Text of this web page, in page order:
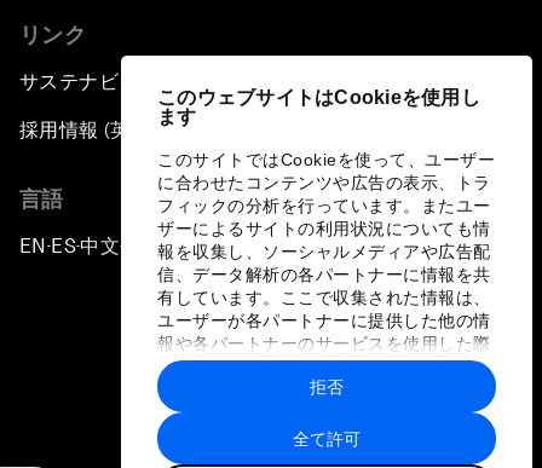
このウェブサイトはCookieを使用し
ます
このサイトではCookieを使って、ユーザー
に合わせたコンテンツや広告の表示、トラ
フィックの分析を行っています。またユー
ザーによるサイトの利用状況についても情
報を収集し、ソーシャルメディアや広告配
信、データ解析の各パートナーに情報を共
有しています。ここで収集された情報は、
ユーザーが各パートナーに提供した他の情
報や各パートナーのサービスを使用した際
に収集された情報と組み合わされ、各パー
トナーによって使用されることがありま
す。
全て許可
拒否
リンク
サステナビリティへの取り組み
採用情報 (英語のみ)
言語
EN ▪ES▪中文▪ 日本語
プライバシーポリシーと利用規約
サイトマップ